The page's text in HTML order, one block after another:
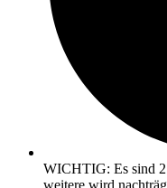
WICHTIG: Es sind